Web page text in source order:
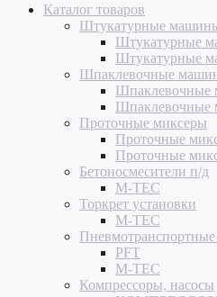
Каталог товаров
Штукатурные
Штукатурные
Штукатурные
Шпаклевочные
Шпаклевочные
Шпаклевочные
Проточные миксеры
Проточные
Проточные
Бетоносмесители п/д
M-TEC
Торкрет установки
M-TEC
Пневмотранспортные
PFT
M-TEC
Компрессоры, насосы